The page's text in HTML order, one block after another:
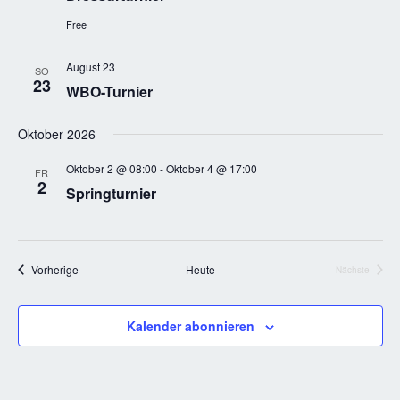
Free
SO
23
August 23
WBO-Turnier
Oktober 2026
FR
2
Oktober 2 @ 08:00 -Oktober 4 @ 17:00
Springturnier
VorherigeVeranstaltungen Heute
Nächste
Kalender abonnieren